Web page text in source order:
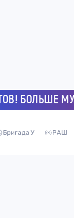
БОЛЬШЕ
Бригада У РАШ